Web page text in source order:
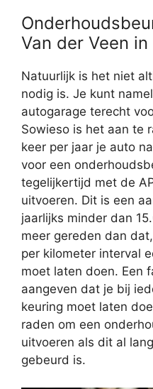
Van der Veen in
Natuurlijk is het niet
nodig is. Je kunt
autogarage terecht
Sowieso is het aan te
keer per jaar je auto
voor een
tegelijkertijd met de
uitvoeren. Dit is een
jaarlijks minder dan
meer gereden dan
per kilometer interval
moet laten doen. Een
aangeven dat je bij
keuring moet laten
raden om een
uitvoeren als dit al
gebeurd is.